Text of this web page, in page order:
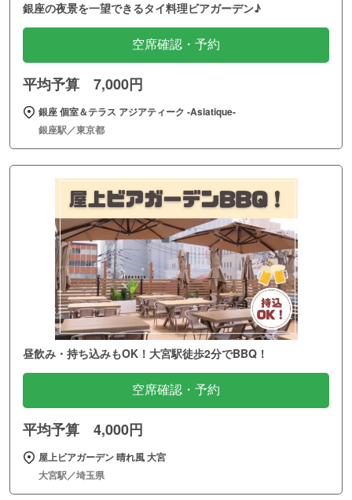
銀座の夜景を一望できるタイ料理ビアガーデン♪
空席確認・予約
平均予算 7,000円
銀座 個室＆テラス アジアティーク ‐Asiatique‐
銀座駅／東京都
昼飲み・持ち込みもOK！大宮駅徒歩2分でBBQ！
空席確認・予約
平均予算 4,000円
屋上ビアガーデン 晴れ風 大宮
大宮駅／埼玉県